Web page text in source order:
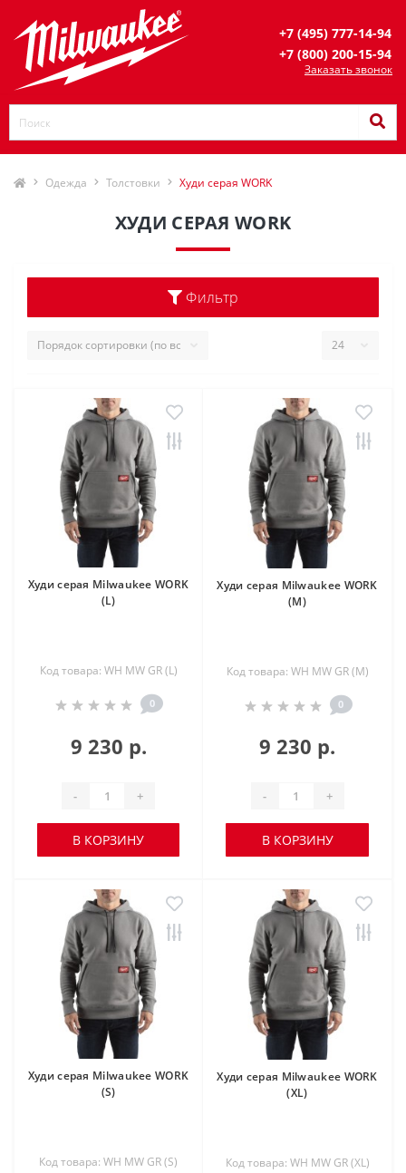
+7 (495) 777-14-94
+7 (800) 200-15-94
Заказать звонок
Одежда Толстовки Худи серая WORK
ХУДИ СЕРАЯ WORK
Фильтр
Худи серая Milwaukee WORK
(L)
Код товара: WH MW GR (L)
0
9 230 р.
- +
В КОРЗИНУ
Худи серая Milwaukee WORK
(M)
Код товара: WH MW GR (M)
0
9 230 р.
- +
В КОРЗИНУ
Худи серая Milwaukee WORK
(S)
Код товара: WH MW GR (S)
Худи серая Milwaukee WORK
(XL)
Код товара: WH MW GR (XL)